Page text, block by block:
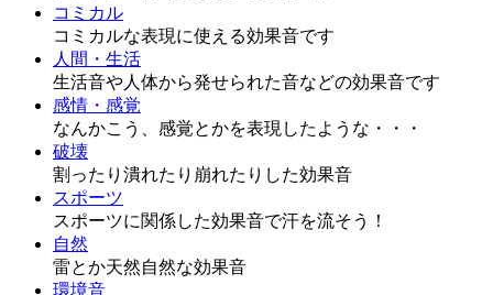
コミカル
コミカルな表現に使える効果音です
人間・生活
生活音や人体から発せられた音などの効果音です
感情・感覚
なんかこう、感覚とかを表現したような・・・
破壊
割ったり潰れたり崩れたりした効果音
スポーツ
スポーツに関係した効果音で汗を流そう！
自然
雷とか天然自然な効果音
環境音